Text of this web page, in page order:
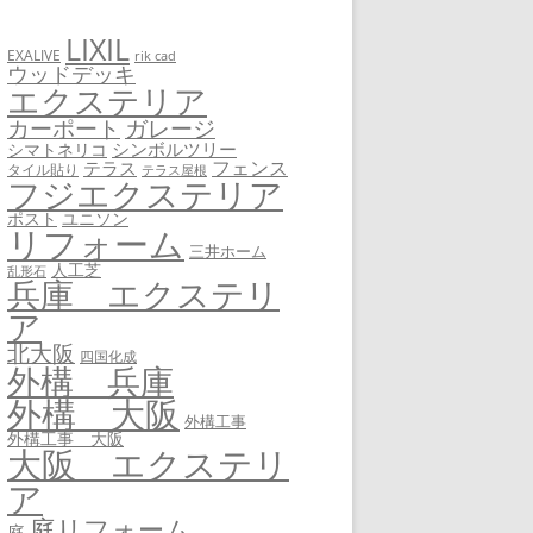
EXALIVE LIXIL rik cad
ウッドデッキ
エクステリア
カーポートガレージ
シマトネリコ シンボルツリー
タイル貼り テラス テラス屋根 フェンス
フジエクステリア
ポスト ユニソン
リフォーム 三井ホーム
乱形石 人工芝
兵庫 エクステリ
ア
北大阪 四国化成
外構 兵庫
外構 大阪 外構工事
外構工事 大阪
大阪 エクステリ
ア